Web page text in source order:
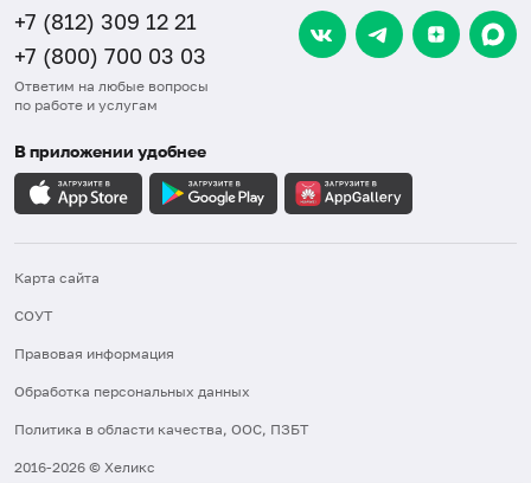
+7 (812) 309 12 21
+7 (800) 700 03 03
Ответим на любые вопросы
по работе и услугам
В приложении удобнее
Карта сайта
СОУТ
Правовая информация
Обработка персональных данных
Политика в области качества, ООС, ПЗБТ
2016-2026 © Хеликс